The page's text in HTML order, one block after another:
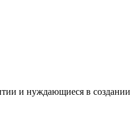
и нуждающиеся в